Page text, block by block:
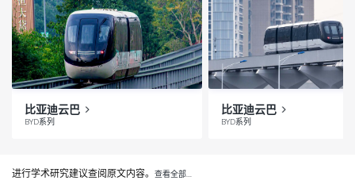
比亚迪云巴
BYD系列
比亚迪云巴
BYD系列
进行学术研究建议查阅原文内容。 查看全部…